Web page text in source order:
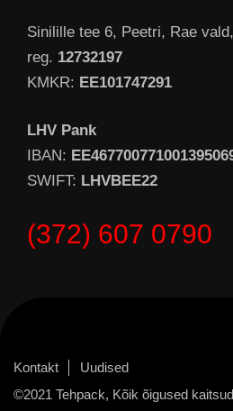
Sinilille tee 6, Peetri, Rae
reg. 12732197
KMKR: EE101747291
LHV Pank
IBAN:
SWIFT: LHVBEE22
(372) 607 0790
Kontakt
Uudised
©2021 Tehpack, Kõik õigused